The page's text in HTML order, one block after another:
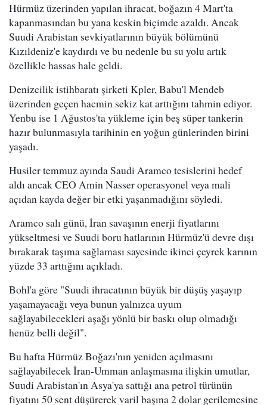
Hürmüz üzerinden yapılan ihracat, boğazın 4 Mart'ta
kapanmasından bu yana keskin biçimde azaldı. Ancak
Suudi Arabistan sevkiyatlarının büyük bölümünü
Kızıldeniz'e kaydırdı ve bu nedenle bu su yolu artık
özellikle hassas hale geldi.
Denizcilik istihbaratı şirketi Kpler, Babu'l Mendeb
üzerinden geçen hacmin sekiz kat arttığını tahmin ediyor.
Yenbu ise 1 Ağustos'ta yükleme için beş süper tankerin
hazır bulunmasıyla tarihinin en yoğun günlerinden birini
yaşadı.
Husiler temmuz ayında Saudi Aramco tesislerini hedef
aldı ancak CEO Amin Nasser operasyonel veya mali
açıdan kayda değer bir etki yaşanmadığını söyledi.
Aramco salı günü, İran savaşının enerji fiyatlarını
yükseltmesi ve Suudi boru hatlarının Hürmüz'ü devre dışı
bırakarak taşıma sağlaması sayesinde ikinci çeyrek karının
yüzde 33 arttığını açıkladı.
Bohl'a göre "Suudi ihracatının büyük bir düşüş yaşayıp
yaşamayacağı veya bunun yalnızca uyum
sağlayabilecekleri aşağı yönlü bir baskı olup olmadığı
henüz belli değil".
Bu hafta Hürmüz Boğazı'nın yeniden açılmasını
sağlayabilecek İran-Umman anlaşmasına ilişkin umutlar,
Suudi Arabistan'ın Asya'ya sattığı ana petrol türünün
fiyatını 50 sent düşürerek varil başına 2 dolar gerilemesine